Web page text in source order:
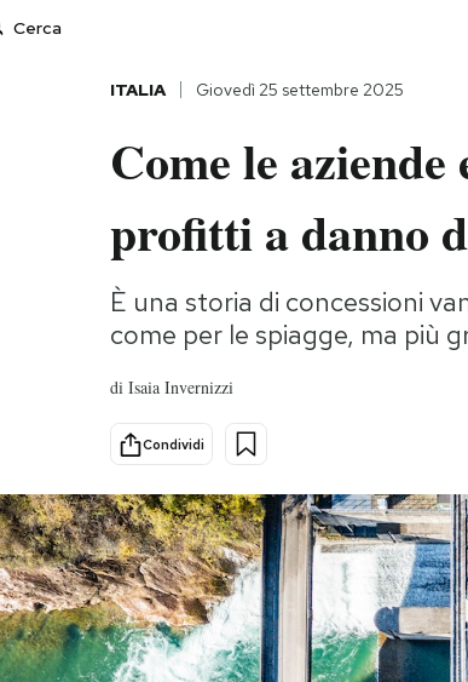
Storie/Idee
Ok Boomer!
ITALIA Giovedì 25 settembre 2025
Come le
profitti a danno
È una storia di concessioni
come per le spiagge, ma più
di Isaia Invernizzi
Condividi